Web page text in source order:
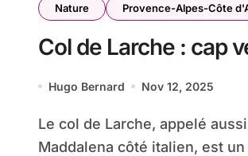
Nature
Provence-Alpes-Côte
Col de Larche : cap
Hugo Bernard Nov 12, 2025
Le col de Larche, appelé aussi Colle della
Maddalena côté italien, est un